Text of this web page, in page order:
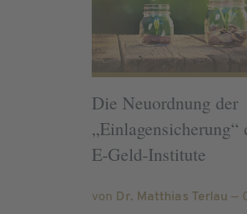
Die Neuordnung der
E-Geld-Institute
von Dr. Matthias Terlau —